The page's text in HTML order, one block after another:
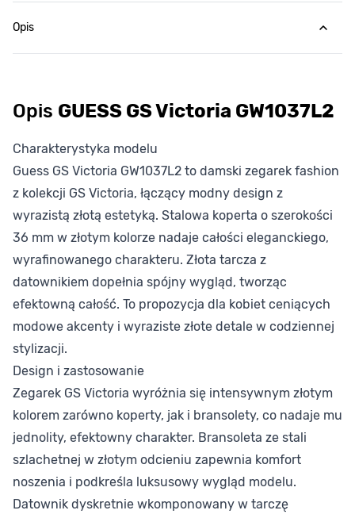
Opis
Opis GUESS GS Victoria GW1037L2
Charakterystyka modelu
Guess GS Victoria GW1037L2 to damski zegarek fashion
z kolekcji GS Victoria, łączący modny design z
wyrazistą złotą estetyką. Stalowa koperta o szerokości
36 mm w złotym kolorze nadaje całości eleganckiego,
wyrafinowanego charakteru. Złota tarcza z
datownikiem dopełnia spójny wygląd, tworząc
efektowną całość. To propozycja dla kobiet ceniących
modowe akcenty i wyraziste złote detale w codziennej
stylizacji.
Design i zastosowanie
Zegarek GS Victoria wyróżnia się intensywnym złotym
kolorem zarówno koperty, jak i bransolety, co nadaje mu
jednolity, efektowny charakter. Bransoleta ze stali
szlachetnej w złotym odcieniu zapewnia komfort
noszenia i podkreśla luksusowy wygląd modelu.
Datownik dyskretnie wkomponowany w tarczę